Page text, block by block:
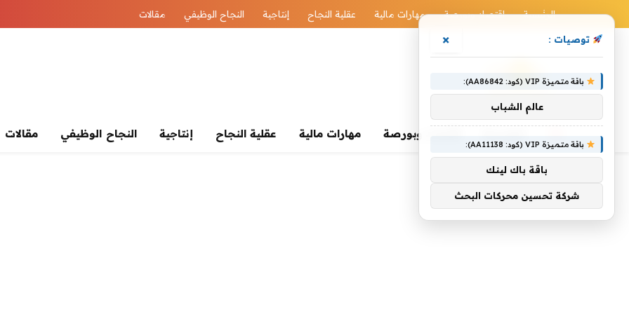
الرئيسية اقتصاد وبورصة مهارات مالية عقلية النجاح إنتاجية النجاح الوظيفي مقالات
اقتصاد وبورصة مهارات مالية عقلية النجاح إنتاجية النجاح الوظيفي مقالات
توصيات : ×
باقة متميزة VIP (كود: AA86842):
عالم الشباب
باقة متميزة VIP (كود: AA11138):
باقة باك لينك
شركة تحسين محركات البحث